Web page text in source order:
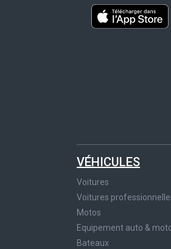
VÉHICULES
Voitures
Voitures
Motos
Equipement auto &
Bateaux